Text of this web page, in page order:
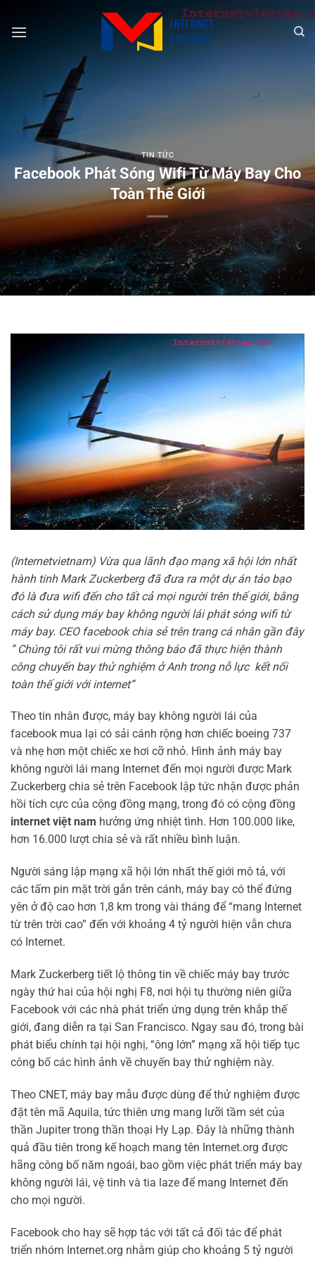
đến
TIN TỨC
Facebook Phát Sóng Wifi Từ Máy Bay Cho
Toàn Thế Giới
(Internetvietnam) Vừa qua lãnh đạo mạng xã hội lớn nhất
hành tinh Mark Zuckerberg đã đưa ra một dự án táo bạo
đó là đưa wifi đến cho tất cả mọi người trên thế giới, bằng
cách sử dụng máy bay không người lái phát sóng wifi từ
máy bay. CEO facebook chia sẻ trên trang cá nhân gần đây
” Chúng tôi rất vui mừng thông báo đã thực hiện thành
công chuyến bay thử nghiệm ở Anh trong nỗ lực kết nối
toàn thế giới với internet”
Theo tin nhân được, máy bay không người lái của
facebook mua lại có sải cánh rộng hơn chiếc boeing 737
và nhẹ hơn một chiếc xe hơi cỡ nhỏ. Hình ảnh máy bay
không người lái mang Internet đến mọi người được Mark
Zuckerberg chia sẻ trên Facebook lập tức nhận được phản
hồi tích cực của cộng đồng mạng, trong đó có cộng đồng
internet việt nam hưởng ứng nhiệt tình. Hơn 100.000 like,
hơn 16.000 lượt chia sẻ và rất nhiều bình luận.
Người sáng lập mạng xã hội lớn nhất thế giới mô tả, với
các tấm pin mặt trời gắn trên cánh, máy bay có thể đứng
yên ở độ cao hơn 1,8 km trong vài tháng để “mang Internet
từ trên trời cao” đến với khoảng 4 tỷ người hiện vẫn chưa
có Internet.
Mark Zuckerberg tiết lộ thông tin về chiếc máy bay trước
ngày thứ hai của hội nghị F8, nơi hội tụ thường niên giữa
Facebook với các nhà phát triển ứng dụng trên khắp thế
giới, đang diễn ra tại San Francisco. Ngay sau đó, trong bài
phát biểu chính tại hội nghị, “ông lớn” mạng xã hội tiếp tục
công bố các hình ảnh về chuyến bay thử nghiệm này.
Theo CNET, máy bay mẫu được dùng để thử nghiệm được
đặt tên mã Aquila, tức thiên ưng mang lưỡi tầm sét của
thần Jupiter trong thần thoại Hy Lạp. Đây là những thành
quả đầu tiên trong kế hoạch mang tên Internet.org được
hãng công bố năm ngoái, bao gồm việc phát triển máy bay
không người lái, vệ tinh và tia laze để mang Internet đến
cho mọi người.
Facebook cho hay sẽ hợp tác với tất cả đối tác để phát
triển nhóm Internet.org nhằm giúp cho khoảng 5 tỷ người